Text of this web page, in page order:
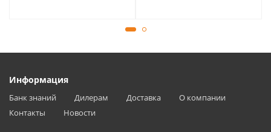
Информация
Банк знаний Дилерам Доставка
О компании
Контакты
Новости